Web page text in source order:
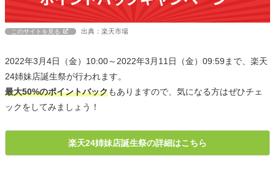
このサイトを見る 出典：楽天市場
2022年3月4日（金）10:00～2022年3月11日（金）09:59まで、楽天
24姉妹店誕生祭が行われます。
最大50%のポイントバックもありますので、気になる方はぜひチェ
ックをしてみましょう！
楽天24姉妹店誕生祭の詳細はこちら